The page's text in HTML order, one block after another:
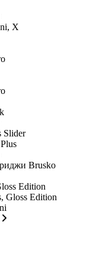
X
Slider
Brusko
Edition
Gloss Edition